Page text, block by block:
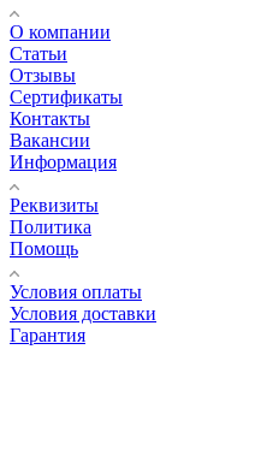
О компании
Статьи
Отзывы
Сертификаты
Контакты
Вакансии
Информация
Реквизиты
Политика
Помощь
Условия оплаты
Условия доставки
Гарантия